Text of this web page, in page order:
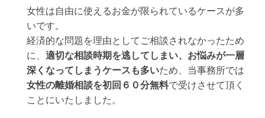
女性は自由に使えるお金が限られているケースが多
いです。
経済的な問題を理由としてご相談されなかったため
に、 適切な相談時期を逃してしまい、お悩みが一層
深くなってしまうケースも多いため、当事務所では
女性の離婚相談を初回６０分無料で受けさせて頂く
ことにいたしました。